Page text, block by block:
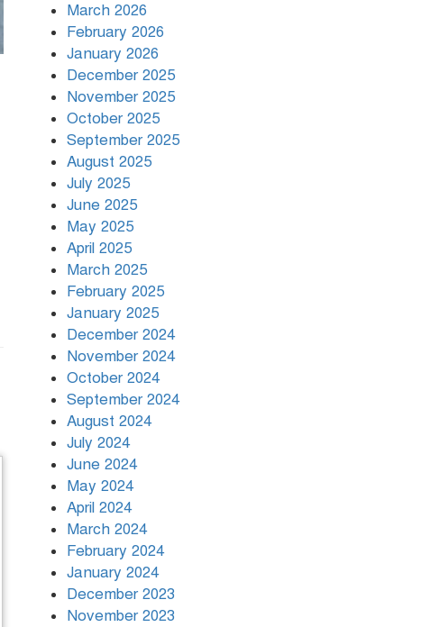
বৃষ্টি থামার নাম নেই, পথে পথে
March 2026
February 2026
January 2026
December 2025
November 2025
October 2025
September 2025
August 2025
July 2025
June 2025
May 2025
April 2025
March 2025
February 2025
January 2025
December 2024
November 2024
October 2024
September 2024
August 2024
July 2024
June 2024
May 2024
April 2024
March 2024
February 2024
January 2024
December 2023
November 2023